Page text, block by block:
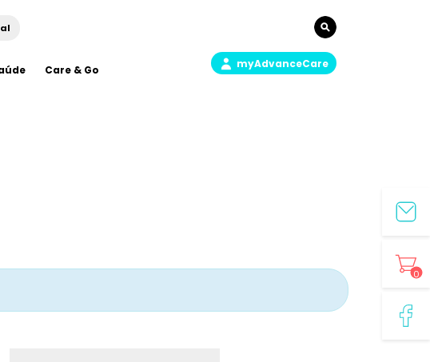
Care & Go myAdvanceCare
0